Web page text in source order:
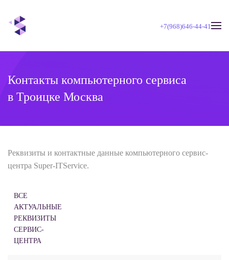
Skip to main content +7(968)646-44-41
Контакты компьютерного сервиса
в Троицке Москва
Реквизиты и контактные данные компьютерного сервис-
центра Super-ITService.
ВСЕ
АКТУАЛЬНЫЕ
РЕКВИЗИТЫ
СЕРВИС-
ЦЕНТРА